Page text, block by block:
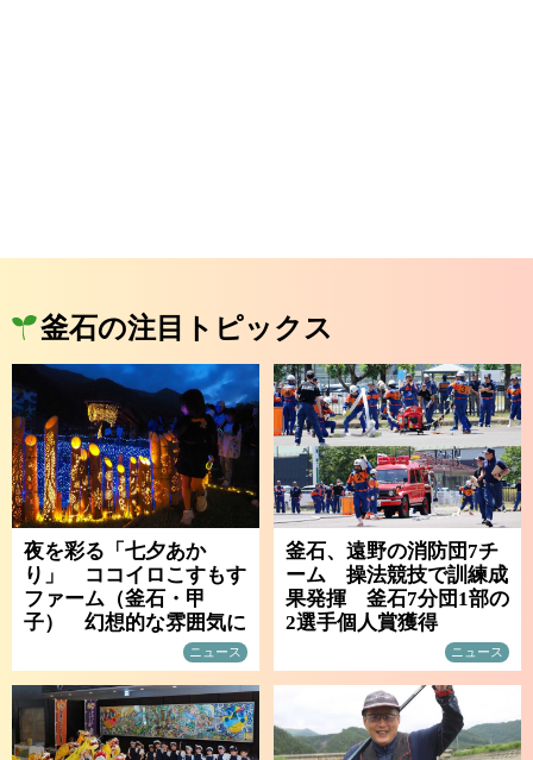
釜石の注目トピックス
夜を彩る「七夕あか
り」 ココイロこすもす
ファーム（釜石・甲
子） 幻想的な雰囲気に
ニュース
釜石、遠野の消防団7チ
ーム 操法競技で訓練成
果発揮 釜石7分団1部の
2選手個人賞獲得
ニュース